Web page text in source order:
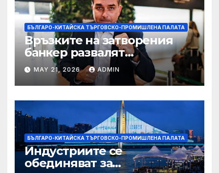
БЪЛГАРО-КИТАЙСКА ТЪРГОВСКО-ПРОМИШЛЕНА ПАЛАТА
Връзките на затворения
банкер развалят
надеждите на Флавио
Болсонаро за президент на
Бразилия
MAY 21, 2026 ADMIN
БЪЛГАРО-КИТАЙСКА ТЪРГОВСКО-ПРОМИШЛЕНА ПАЛАТА
Индустриите се
обединяват за